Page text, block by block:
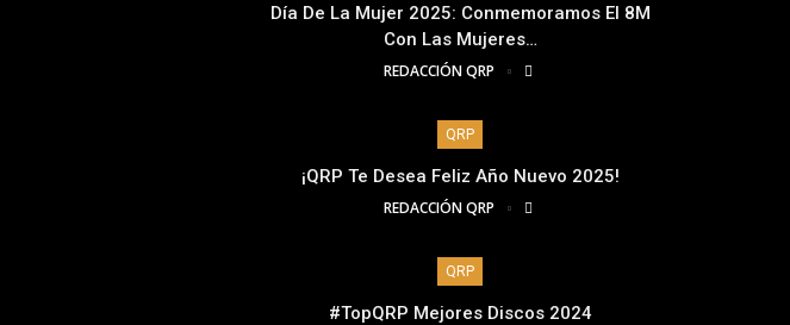
Día De La Mujer 2025: Conmemoramos El 8M
Con Las Mujeres…
REDACCIÓN QRP
QRP
¡QRP Te Desea Feliz Año Nuevo 2025!
REDACCIÓN QRP
QRP
#TopQRP Mejores Discos 2024